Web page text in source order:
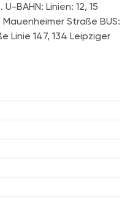
BAHN: Linien: 12, 15
Straße BUS:
Linie 147, 134 Leipziger